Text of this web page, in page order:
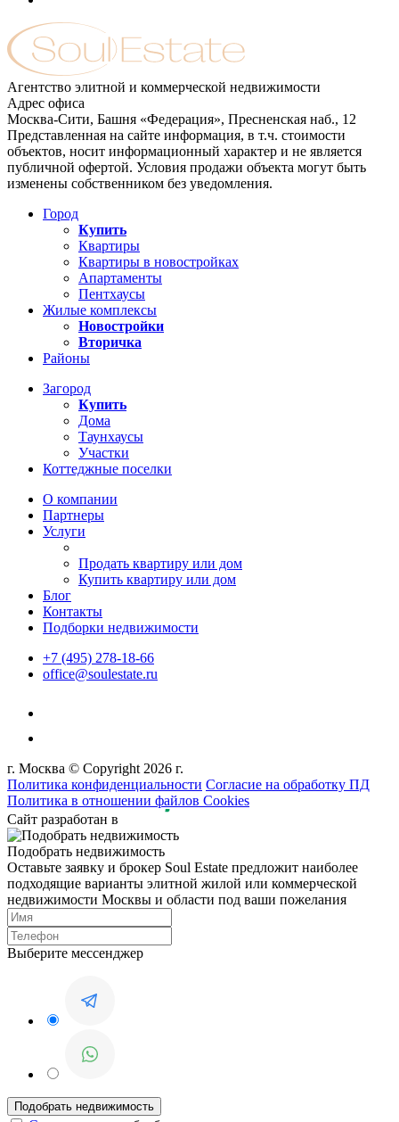
Агентство элитной и коммерческой недвижимости
Адрес офиса
Москва-Сити, Башня «Федерация», Пресненская наб., 12
Представленная на сайте информация, в т.ч. стоимости
объектов, носит информационный характер и не является
публичной офертой. Условия продажи объекта могут быть
изменены собственником без уведомления.
Город
Купить
Квартиры
Квартиры в новостройках
Апартаменты
Пентхаусы
Жилые комплексы
Новостройки
Вторичка
Районы
Загород
Купить
Дома
Таунхаусы
Участки
Коттеджные поселки
О компании
Партнеры
Услуги
Продать квартиру или дом
Купить квартиру или дом
Блог
Контакты
Подборки недвижимости
+7 (495) 278-18-66
office@soulestate.ru
г. Москва © Copyright 2026 г.
Политика конфиденциальности Согласие на обработку ПД
Политика в отношении файлов Cookies
Сайт разработан в
Подобрать недвижимость
Оставьте заявку и брокер Soul Estate предложит наиболее
подходящие варианты элитной жилой или коммерческой
недвижимости Москвы и области под ваши пожелания
Выберите мессенджер